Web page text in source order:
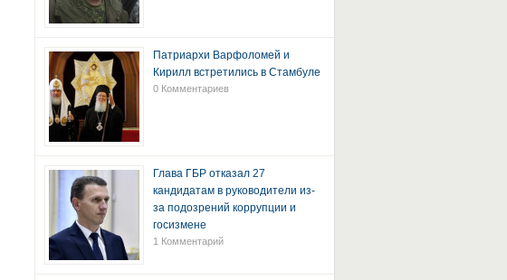
Патриархи Варфоломей и
Кирилл встретились в Стамбуле
0 Комментариев
Глава ГБР отказал 27
кандидатам в руководители из-
за подозрений коррупции и
госизмене
1 Комментарий